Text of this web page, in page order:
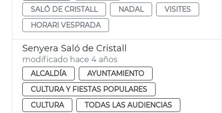
SALÓ DE CRISTALL
NADAL
VISITES
HORARI VESPRADA
Senyera Saló de Cristall
modificado hace 4 años
ALCALDÍA
AYUNTAMIENTO
CULTURA Y FIESTAS POPULARES
CULTURA
TODAS LAS AUDIENCIAS